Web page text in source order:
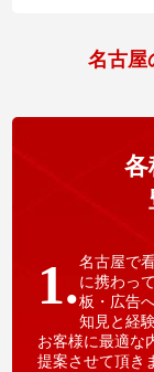
名古屋
各
1.名古屋で
に携わっ
板・広告
知見と経
お客様に最適な
提案させて頂き